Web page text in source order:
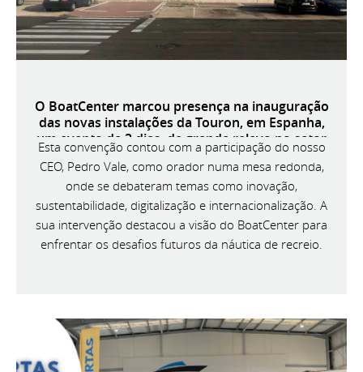
O BoatCenter marcou presença na inauguração
das novas instalações da Touron, em Espanha,
um evento de 3 dias, de grande relevo no setor
náutico ibérico.
Esta convenção contou com a participação do nosso
CEO, Pedro Vale, como orador numa mesa redonda,
onde se debateram temas como inovação,
sustentabilidade, digitalização e internacionalização. A
sua intervenção destacou a visão do BoatCenter para
enfrentar os desafios futuros da náutica de recreio.